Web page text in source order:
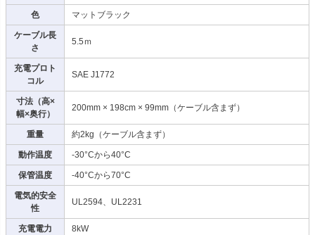
色 マットブラック
ケーブル長
さ
5.5ｍ
充電プロト
コル
SAE J1772
寸法（高×
幅×奥行）
200mm × 198cm × 99mm（ケーブル含まず）
重量 約2kg（ケーブル含まず）
動作温度 -30°Cから40°C
保管温度 -40°Cから70°C
電気的安全
性
UL2594、UL2231
充電電力 8kW